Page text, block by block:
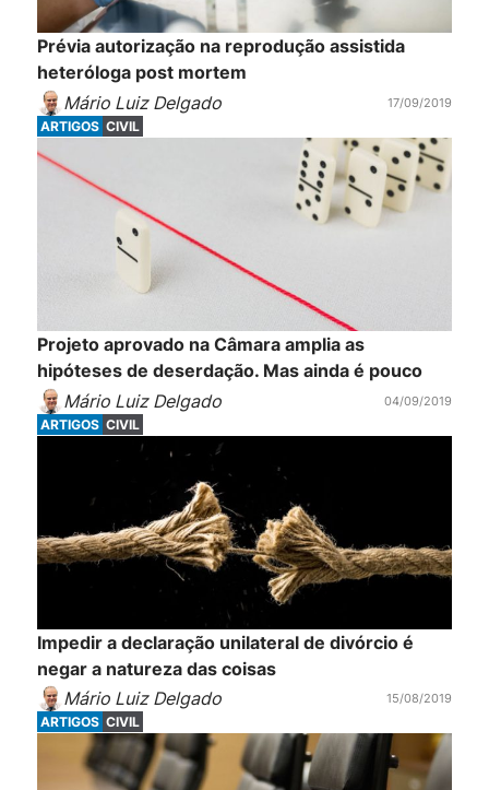
Prévia autorização na reprodução assistida
heteróloga post mortem
Mário Luiz Delgado
17/09/2019
ARTIGOS CIVIL
Projeto aprovado na Câmara amplia as
hipóteses de deserdação. Mas ainda é pouco
Mário Luiz Delgado
04/09/2019
ARTIGOS CIVIL
Impedir a declaração unilateral de divórcio é
negar a natureza das coisas
Mário Luiz Delgado
15/08/2019
ARTIGOS CIVIL